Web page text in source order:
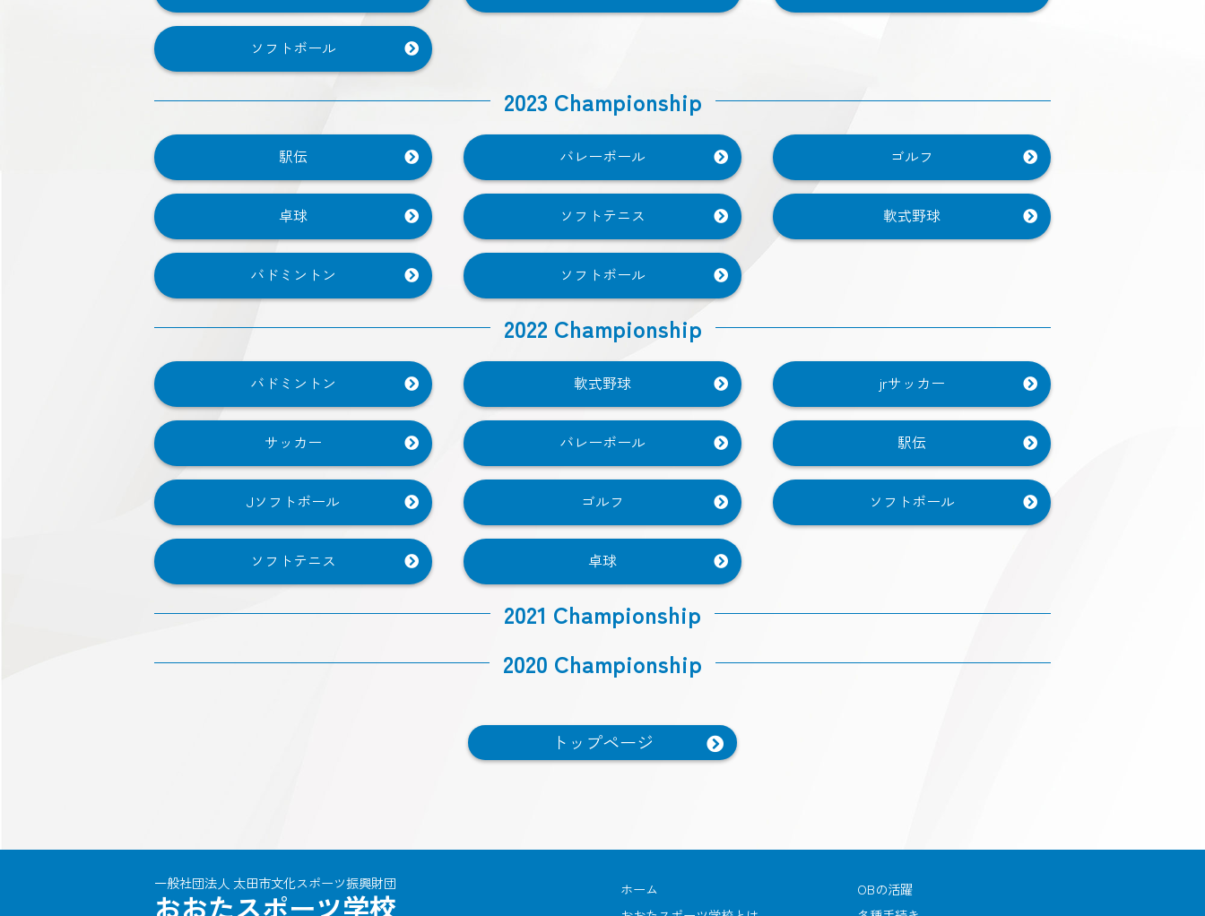
ソフトボール
2023 Championship
駅伝 バレーボール ゴルフ
卓球 ソフトテニス 軟式野球
バドミントン ソフトボール
2022 Championship
バドミントン 軟式野球 jrサッカー
サッカー バレーボール 駅伝
Jソフトボール ゴルフ ソフトボール
ソフトテニス 卓球
2021 Championship
2020 Championship
トップページ
一般社団法人 太田市文化スポーツ振興財団
おおたスポーツ学校
ホーム
OBの活躍